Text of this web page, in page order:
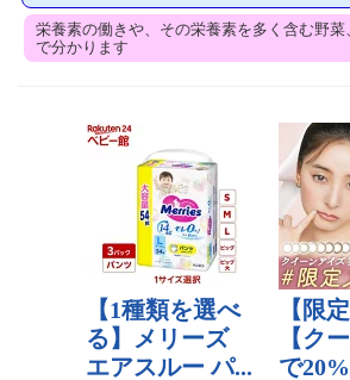
栄養素の働きや、その栄養素を多く含む野菜
で分かります